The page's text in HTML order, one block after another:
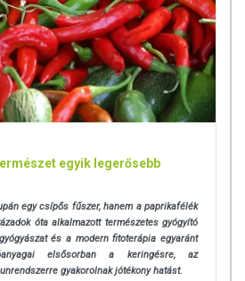
egyik legerősebb
egy csípős fűszer, hanem a paprikafélék
óta alkalmazott természetes gyógyító
és a modern fitoterápia egyaránt
elsősorban a keringésre, az
gyakorolnak jótékony hatást.